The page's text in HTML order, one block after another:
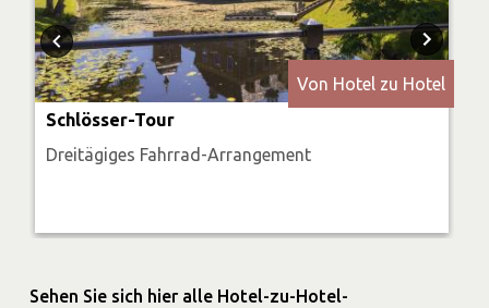
Von Hotel zu Hotel
Schlösser-Tour
Dreitägiges Fahrrad-Arrangement
Sehen Sie sich hier alle Hotel-zu-Hotel-